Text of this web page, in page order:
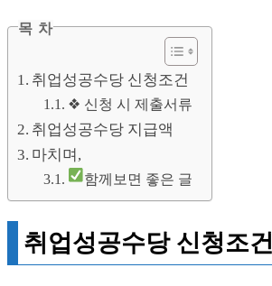
목 차
취업성공수당 신청조건
❖ 신청 시 제출서류
취업성공수당 지급액
마치며,
함께보면 좋은 글
취업성공수당 신청조건